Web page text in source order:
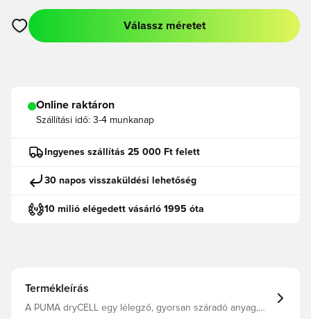
Megnyit egy modált a bejelentkezéshez vagy a tagként való
Válassz méretet
Online raktáron
Szállítási idő: 3-4 munkanap
Ingyenes szállítás 25 000 Ft felett
30 napos visszaküldési lehetőség
10 milió elégedett vásárló 1995 óta
Termékleírás
A PUMA dryCELL egy lélegző, gyorsan száradó anyag,